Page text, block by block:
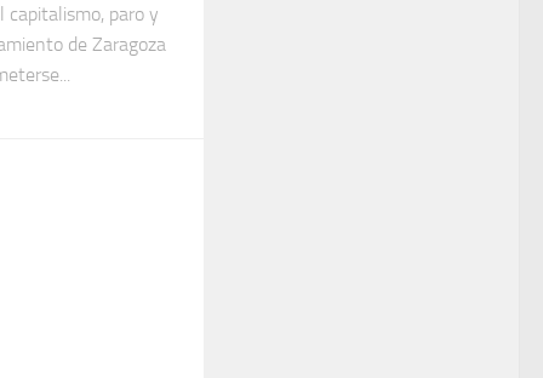
capitalismo, paro y
de Zaragoza